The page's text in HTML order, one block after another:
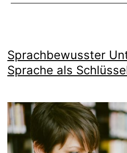
Sprachbewusster
Sprache als